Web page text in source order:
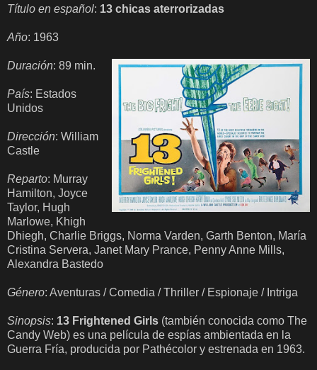
Título en español: 13 chicas aterrorizadas
Año: 1963
Duración: 89 min.
País: Estados
Unidos
Dirección: William
Castle
Reparto: Murray
Hamilton, Joyce
Taylor, Hugh
Marlowe, Khigh
Dhiegh, Charlie Briggs, Norma Varden, Garth Benton, María
Cristina Servera, Janet Mary Prance, Penny Anne Mills,
Alexandra Bastedo
Género: Aventuras / Comedia / Thriller / Espionaje / Intriga
Sinopsis: 13 Frightened Girls (también conocida como The
Candy Web) es una película de espías ambientada en la
Guerra Fría, producida por Pathécolor y estrenada en 1963.